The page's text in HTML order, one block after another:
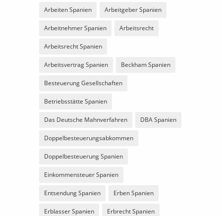
Arbeiten Spanien Arbeitgeber Spanien
Arbeitnehmer Spanien Arbeitsrecht
Arbeitsrecht Spanien
Arbeitsvertrag Spanien Beckham Spanien
Besteuerung Gesellschaften
Betriebsstätte Spanien
Das Deutsche Mahnverfahren DBA Spanien
Doppelbesteuerungsabkommen
Doppelbesteuerung Spanien
Einkommensteuer Spanien
Entsendung Spanien Erben Spanien
Erblasser Spanien Erbrecht Spanien